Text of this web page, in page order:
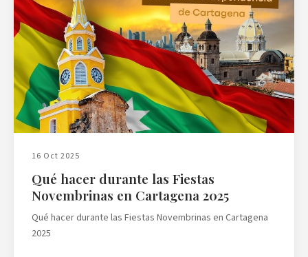
16 Oct 2025
Qué hacer durante las Fiestas
Novembrinas en Cartagena 2025
Qué hacer durante las Fiestas Novembrinas en Cartagena
2025